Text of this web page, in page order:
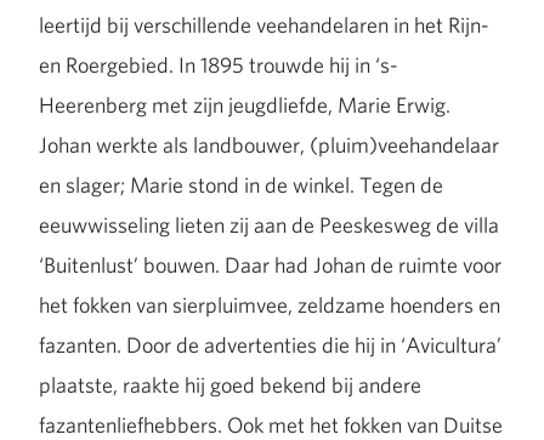
leertijd bij verschillende veehandelaren in het Rijn-
en Roergebied. In 1895 trouwde hij in ‘s-
Heerenberg met zijn jeugdliefde, Marie Erwig.
Johan werkte als landbouwer, (pluim)veehandelaar
en slager; Marie stond in de winkel. Tegen de
eeuwwisseling lieten zij aan de Peeskesweg de villa
‘Buitenlust’ bouwen. Daar had Johan de ruimte voor
het fokken van sierpluimvee, zeldzame hoenders en
fazanten. Door de advertenties die hij in ‘Avicultura’
plaatste, raakte hij goed bekend bij andere
fazantenliefhebbers. Ook met het fokken van Duitse